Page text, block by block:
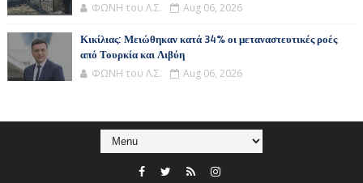
ΦΩΝΗ του Λ.Σ. Aug 06, 2026
Κικίλιας: Μειώθηκαν κατά 34% οι μεταναστευτικές ροές
από Τουρκία και Λιβύη
ΦΩΝΗ του Λ.Σ. Aug 06, 2026